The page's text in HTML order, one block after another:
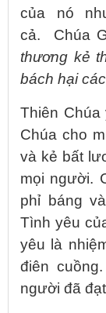
của nó
cả. Chúa
thương kẻ
bách hại
Thiên Chúa
Chúa cho
và kẻ bất
mọi người.
phỉ báng
Tình yêu
yêu là
điên
người đã